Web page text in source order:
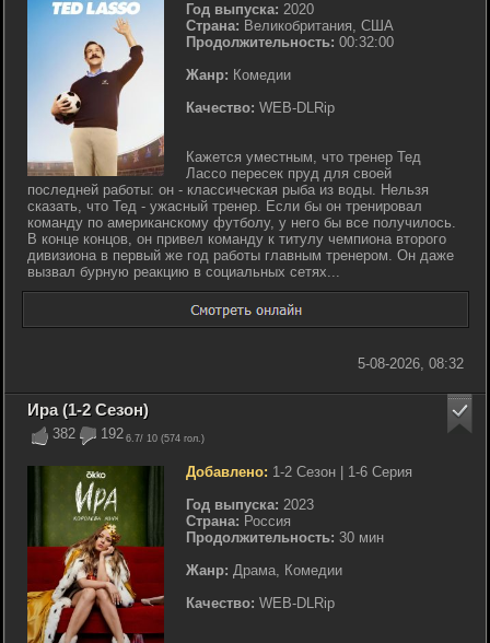
Год выпуска: 2020
Страна: Великобритания, США
Продолжительность: 00:32:00
Жанр: Комедии
Качество: WEB-DLRip
Кажется уместным, что тренер Тед
Лассо пересек пруд для своей
последней работы: он - классическая рыба из воды. Нельзя
сказать, что Тед - ужасный тренер. Если бы он тренировал
команду по американскому футболу, у него бы все получилось.
В конце концов, он привел команду к титулу чемпиона второго
дивизиона в первый же год работы главным тренером. Он даже
вызвал бурную реакцию в социальных сетях...
5-08-2026, 08:32
382 192 6.7/ 10 (574 гол.)
Ира (1-2 Сезон)
Добавлено: 1-2 Сезон | 1-6 Серия
Год выпуска: 2023
Страна: Россия
Продолжительность: 30 мин
Жанр: Драма, Комедии
Качество: WEB-DLRip